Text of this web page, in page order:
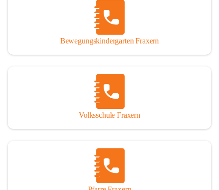
Bewegungskindergarten Fraxern
Volksschule Fraxern